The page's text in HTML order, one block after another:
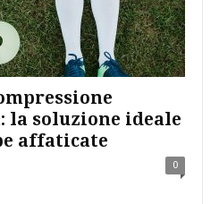
la soluzione ideale
affaticate
0